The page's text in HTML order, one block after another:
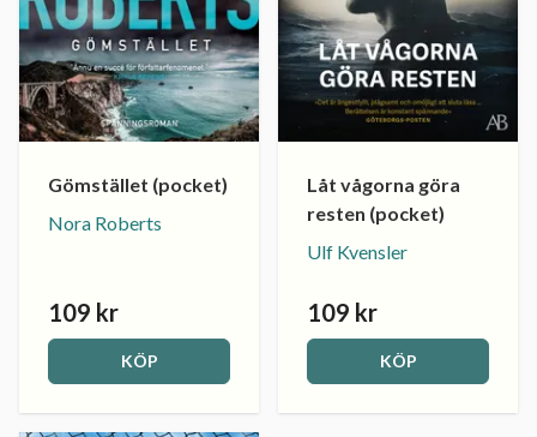
Gömstället (pocket)
Nora Roberts
109 kr
KÖP
Låt vågorna göra
resten (pocket)
Ulf Kvensler
109 kr
KÖP